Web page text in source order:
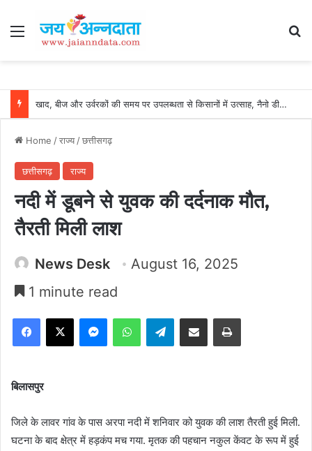
Menu
खाद, बीज और उर्वरकों की समय पर उपलब्धता से किसानों में उत्साह, नैनो डीएपी और नैनो यूरिया बने किसानों के भरोसेमंद कृषि साथी…..
Home /राज्य/छत्तीसगढ़
छत्तीसगढ़ राज्य
नदी में डूबने से युवक की दर्दनाक मौत,
तैरती मिली लाश
News Desk
August 16, 2025
1 minute read
Facebook
X MessengerWhatsAppTelegramShare via Email Print
बिलासपुर
जिले के लावर गांव के पास अरपा नदी में शनिवार को युवक की लाश तैरती हुई मिली.
घटना के बाद क्षेत्र में हड़कंप मच गया. मृतक की पहचान नकुल केंवट के रूप में हुई